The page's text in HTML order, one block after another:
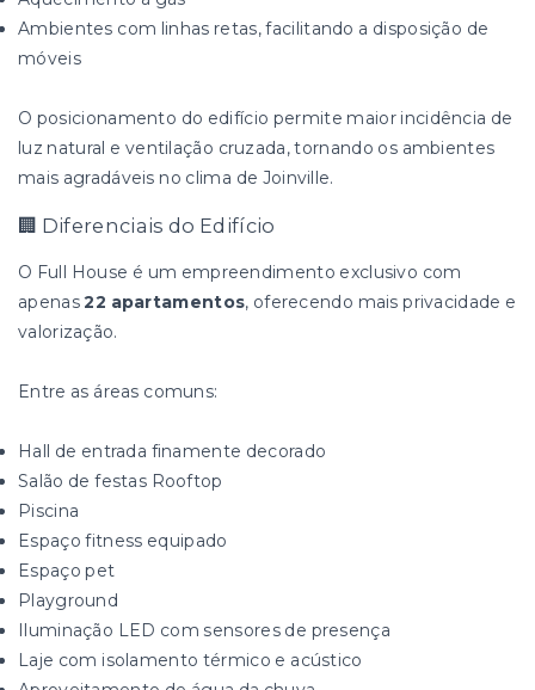
Ambientes com linhas retas, facilitando a disposição de
móveis
O posicionamento do edifício permite maior incidência de
luz natural e ventilação cruzada, tornando os ambientes
mais agradáveis no clima de Joinville.
🏢 Diferenciais do Edifício
O Full House é um empreendimento exclusivo com
apenas22 apartamentos, oferecendo mais privacidade e
valorização.
Entre as áreas comuns:
Hall de entrada finamente decorado
Salão de festas Rooftop
Piscina
Espaço fitness equipado
Espaço pet
Playground
Iluminação LED com sensores de presença
Laje com isolamento térmico e acústico